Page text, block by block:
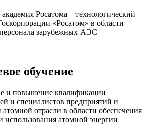
Росатома – технологический
«Росатом» в области
зарубежных АЭС
обучение
и повышение квалификации
и специалистов предприятий и
атомной отрасли в области обеспечения
использования атомной энергии